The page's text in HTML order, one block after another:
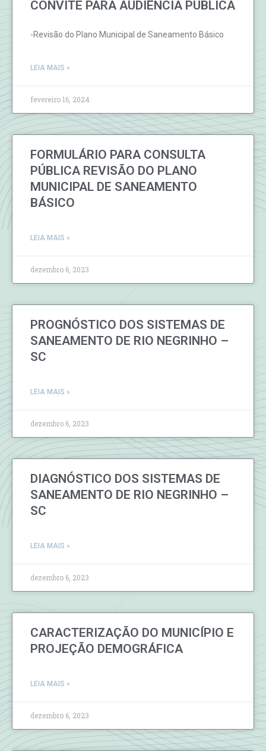
​CONVITE PARA AUDIÊNCIA PUBLICA
​-Revisão do Plano Municipal de Saneamento Básico
LEIA MAIS »
fevereiro 16, 2024
FORMULÁRIO PARA CONSULTA
PÚBLICA REVISÃO DO PLANO
MUNICIPAL DE SANEAMENTO
BÁSICO
LEIA MAIS »
dezembro 6, 2023
PROGNÓSTICO DOS SISTEMAS DE
SANEAMENTO DE RIO NEGRINHO –
SC
LEIA MAIS »
dezembro 6, 2023
DIAGNÓSTICO DOS SISTEMAS DE
SANEAMENTO DE RIO NEGRINHO –
SC
LEIA MAIS »
dezembro 6, 2023
CARACTERIZAÇÃO DO MUNICÍPIO E
PROJEÇÃO DEMOGRÁFICA
LEIA MAIS »
dezembro 6, 2023